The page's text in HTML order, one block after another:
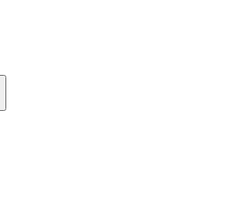
no dia 28/02/2025 as